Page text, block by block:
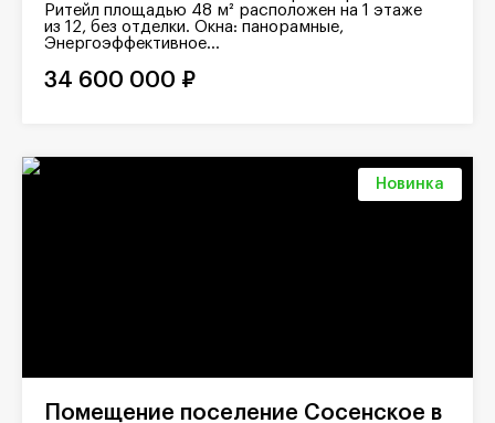
Ритейл площадью 48 м² расположен на 1 этаже
из 12, без отделки. Окна: панорамные,
Энергоэффективное...
34 600 000 ₽
Новинка